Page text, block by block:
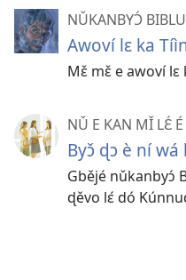
NǓKANBYƆ́
Awoví lɛ ka
Mɛ̌ mɛ̌ e awoví lɛ
NǓ E KAN MǏ LƐ́ É
Byɔ̌ ɖɔ è ní
Gbějé nǔkanbyɔ́
ɖěvo lɛ́ dó